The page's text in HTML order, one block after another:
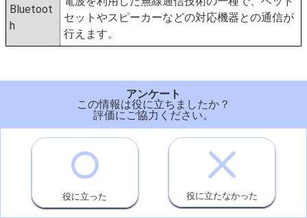
Bluetoot
h
セットやスピーカーなどの対応機器との通信が
行えます。
アンケート
この情報は役に立ちましたか？
評価にご協力ください。
役に立った 役に立たなかった